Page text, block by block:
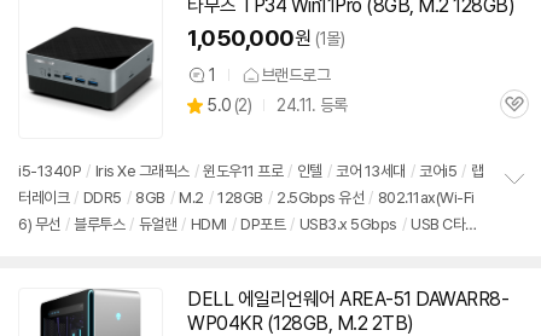
타무즈 TP34 Win11Pro (8GB, M.2 128GB)
1,050,000원 (1몰)
상
품
1 브랜드로그
별
5.0 (상
2) 24.11. 등록
관
i5-1340P / Iris Xe 그래픽스 / 윈도우11 프로 / 인텔 / 코어 13세대 / 코어i5 / 랩
터레이크 / DDR5 / 8GB / M.2 / 128GB / 2.5Gbps 유선 / 802.11ax(Wi-Fi
6) 무선 / 블루투스 / 듀얼랜 / HDMI / DP포트 / USB3.x 5Gbps / USB C타입
DELL 에일리언웨어 AREA-51 DAWARR8-
WP04KR (128GB, M.2 2TB)